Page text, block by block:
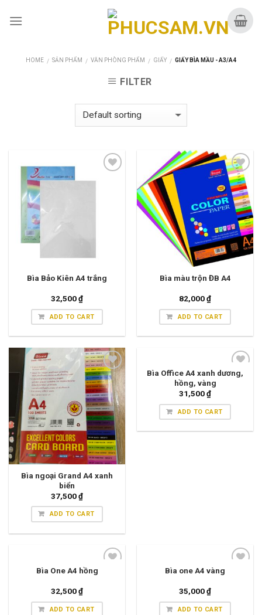
HOME / SẢN PHẨM / VĂN PHÒNG PHẨM / GIẤY / GIẤY BÌA MẦU - A3/A4
FILTER
Bìa Bảo Kiên A4 trắng
32,500₫
ADD TO CART
Bìa màu trộn ĐB A4
82,000₫
ADD TO CART
Bìa ngoại Grand A4 xanh
biển
37,500₫
ADD TO CART
Bìa Office A4 xanh dương,
hồng, vàng
31,500₫
ADD TO CART
Bìa One A4 hồng
32,500₫
ADD TO CART
Bìa one A4 vàng
35,000₫
ADD TO CART